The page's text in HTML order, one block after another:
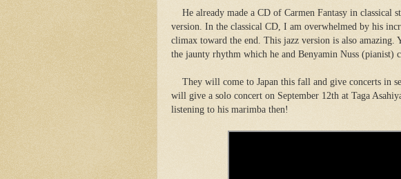
He already made a CD of Carmen Fantasy in classical
version. In the classical CD, I am overwhelmed by his
climax toward the end. This jazz version is also
the jaunty rhythm which he and Benyamin Nuss (pianist)
They will come to Japan this fall and give concerts in
will give a solo concert on September 12th at Taga
listening to his marimba then!